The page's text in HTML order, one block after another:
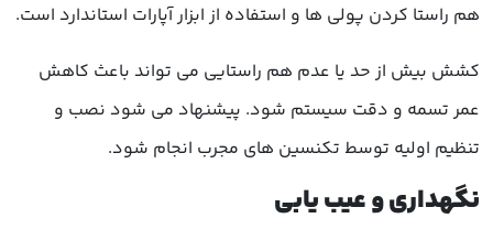
هم راستا کردن پولی ها و استفاده از ابزار آپارات استاندارد است.
کشش بیش از حد یا عدم هم راستایی می تواند باعث کاهش
عمر تسمه و دقت سیستم شود. پیشنهاد می شود نصب و
تنظیم اولیه توسط تکنسین های مجرب انجام شود.
نگهداری و عیب یابی